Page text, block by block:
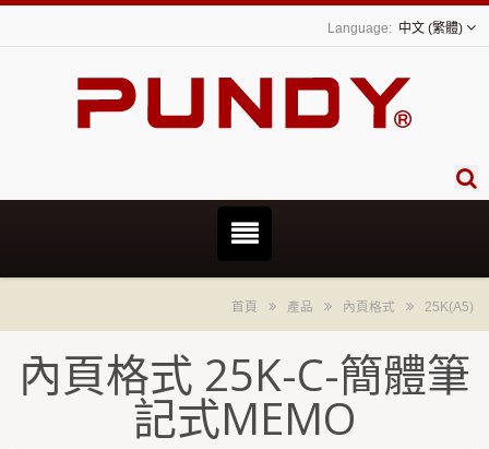
中文 (繁體)
首頁 產品 內頁格式 25K(A5)
內頁格式 25K-C-簡體筆
記式MEMO